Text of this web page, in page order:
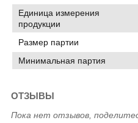
Единица измерения
продукции
Размер партии
Минимальная партия
ОТЗЫВЫ
Пока нет отзывов,